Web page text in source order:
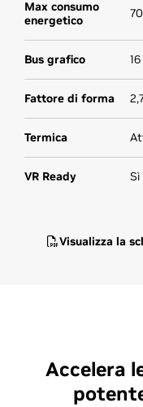
Max consumo
energetico
Bus grafico
Fattore di forma
Termica
VR Ready Sì
Visualizza la
Accelera